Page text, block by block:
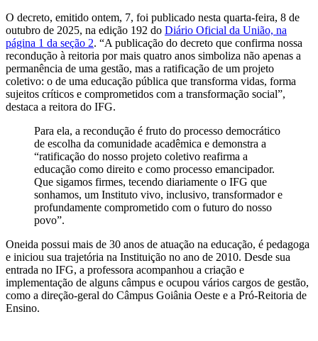
O decreto, emitido ontem, 7, foi publicado nesta quarta-feira, 8 de
outubro de 2025, na edição 192 do Diário Oficial da União, na
página 1 da seção 2. “A publicação do decreto que confirma nossa
recondução à reitoria por mais quatro anos simboliza não apenas a
permanência de uma gestão, mas a ratificação de um projeto
coletivo: o de uma educação pública que transforma vidas, forma
sujeitos críticos e comprometidos com a transformação social”,
destaca a reitora do IFG.
Para ela, a recondução é fruto do processo democrático
de escolha da comunidade acadêmica e demonstra a
“ratificação do nosso projeto coletivo reafirma a
educação como direito e como processo emancipador.
Que sigamos firmes, tecendo diariamente o IFG que
sonhamos, um Instituto vivo, inclusivo, transformador e
profundamente comprometido com o futuro do nosso
povo”.
Oneida possui mais de 30 anos de atuação na educação, é pedagoga
e iniciou sua trajetória na Instituição no ano de 2010. Desde sua
entrada no IFG, a professora acompanhou a criação e
implementação de alguns câmpus e ocupou vários cargos de gestão,
como a direção-geral do Câmpus Goiânia Oeste e a Pró-Reitoria de
Ensino.